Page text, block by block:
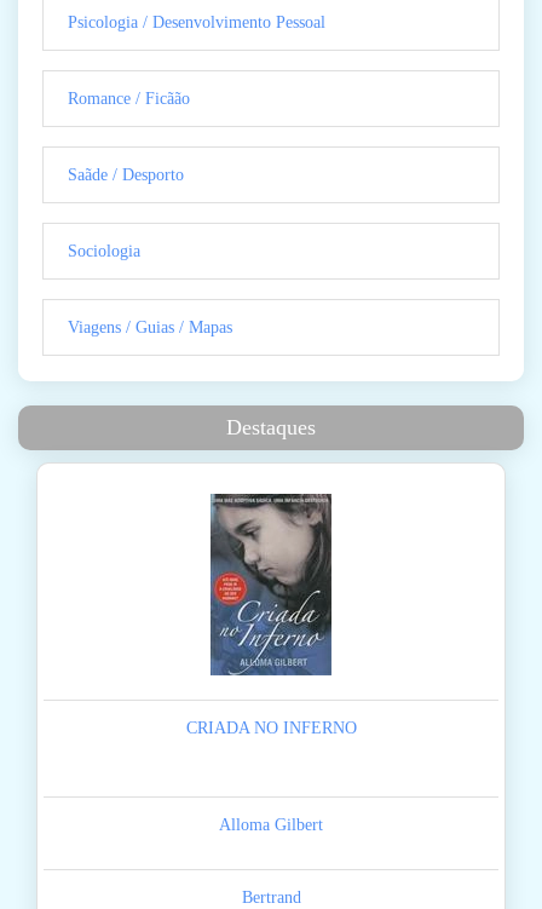
Psicologia / Desenvolvimento Pessoal
Romance / Ficãão
Saãde / Desporto
Sociologia
Viagens / Guias / Mapas
Destaques
CRIADA NO INFERNO
Alloma Gilbert
Bertrand